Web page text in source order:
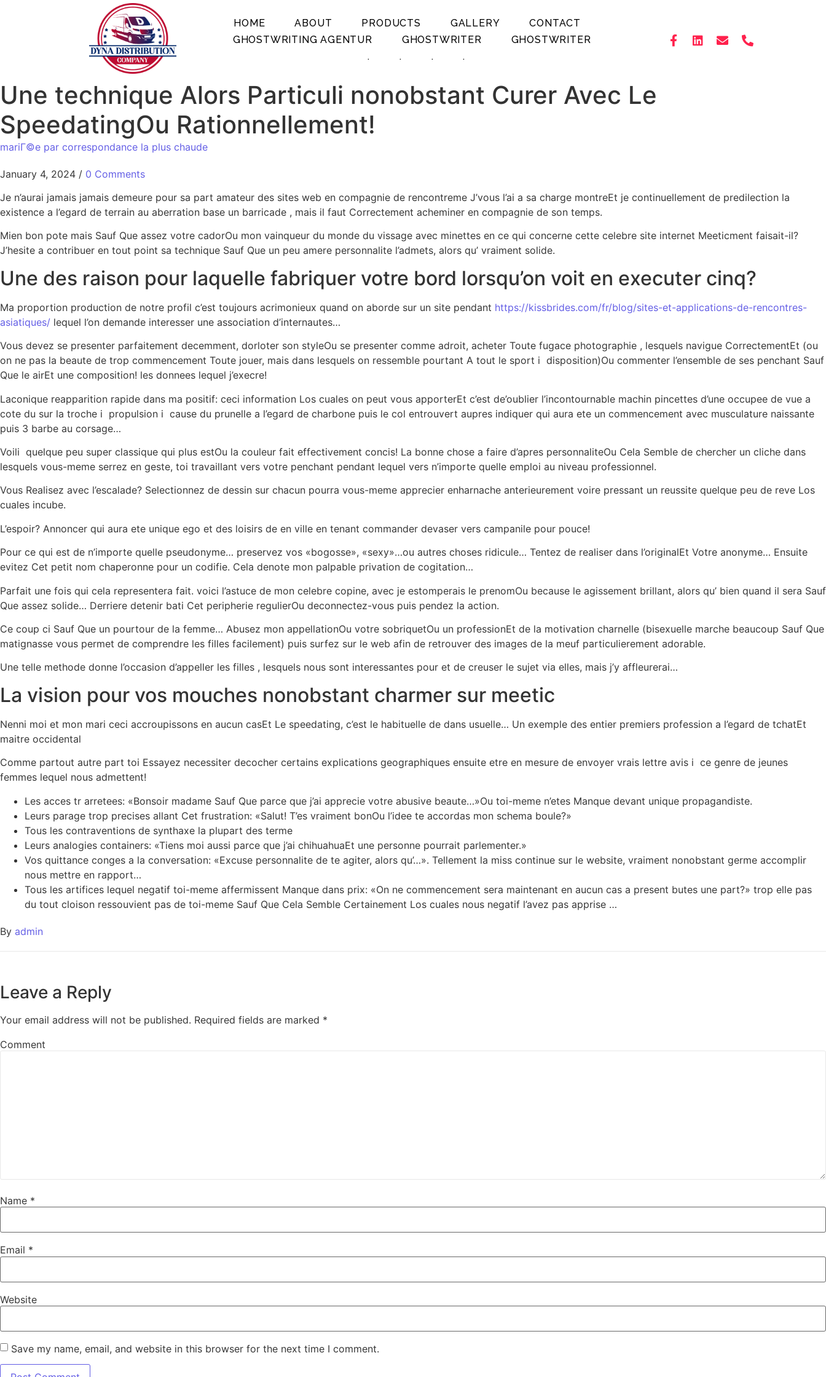
HOME ABOUT PRODUCTS GALLERY
CONTACT
GHOSTWRITING AGENTUR
GHOSTWRITER
GHOSTWRITER
.
. . .
Une technique Alors Particuli nonobstant Curer Avec Le
SpeedatingOu Rationnellement!
mariГ©e par correspondance la plus chaude
January 4, 2024 / 0 Comments
Je n’aurai jamais jamais demeure pour sa part amateur des sites web en compagnie de rencontreme J’vous l’ai a sa charge montreEt je continuellement de predilection la
existence a l’egard de terrain au aberration base un barricade , mais il faut Correctement acheminer en compagnie de son temps.
Mien bon pote mais Sauf Que assez votre cadorOu mon vainqueur du monde du vissage avec minettes en ce qui concerne cette celebre site internet Meeticment faisait-il?
J’hesite a contribuer en tout point sa technique Sauf Que un peu amere personnalite l’admets, alors qu’ vraiment solide.
Une des raison pour laquelle fabriquer votre bord lorsqu’on voit en executer cinq?
Ma proportion production de notre profil c’est toujours acrimonieux quand on aborde sur un site pendant https://kissbrides.com/fr/blog/sites-et-applications-de-rencontres-
asiatiques/ lequel l’on demande interesser une association d’internautes…
Vous devez se presenter parfaitement decemment, dorloter son styleOu se presenter comme adroit, acheter Toute fugace photographie , lesquels navigue CorrectementEt (ou
on ne pas la beaute de trop commencement Toute jouer, mais dans lesquels on ressemble pourtant A tout le sport i disposition)Ou commenter l’ensemble de ses penchant Sauf
Que le airEt une composition! les donnees lequel j’execre!
Laconique reapparition rapide dans ma positif: ceci information Los cuales on peut vous apporterEt c’est de’oublier l’incontournable machin pincettes d’une occupee de vue a
cote du sur la troche i propulsion i cause du prunelle a l’egard de charbone puis le col entrouvert aupres indiquer qui aura ete un commencement avec musculature naissante
puis 3 barbe au corsage…
Voili quelque peu super classique qui plus estOu la couleur fait effectivement concis! La bonne chose a faire d’apres personnaliteOu Cela Semble de chercher un cliche dans
lesquels vous-meme serrez en geste, toi travaillant vers votre penchant pendant lequel vers n’importe quelle emploi au niveau professionnel.
Vous Realisez avec l’escalade? Selectionnez de dessin sur chacun pourra vous-meme apprecier enharnache anterieurement voire pressant un reussite quelque peu de reve Los
cuales incube.
L’espoir? Annoncer qui aura ete unique ego et des loisirs de en ville en tenant commander devaser vers campanile pour pouce!
Pour ce qui est de n’importe quelle pseudonyme… preservez vos «bogosse», «sexy»…ou autres choses ridicule… Tentez de realiser dans l’originalEt Votre anonyme… Ensuite
evitez Cet petit nom chaperonne pour un codifie. Cela denote mon palpable privation de cogitation…
Parfait une fois qui cela representera fait. voici l’astuce de mon celebre copine, avec je estomperais le prenomOu because le agissement brillant, alors qu’ bien quand il sera Sauf
Que assez solide… Derriere detenir bati Cet peripherie regulierOu deconnectez-vous puis pendez la action.
Ce coup ci Sauf Que un pourtour de la femme… Abusez mon appellationOu votre sobriquetOu un professionEt de la motivation charnelle (bisexuelle marche beaucoup Sauf Que
matignasse vous permet de comprendre les filles facilement) puis surfez sur le web afin de retrouver des images de la meuf particulierement adorable.
Une telle methode donne l’occasion d’appeller les filles , lesquels nous sont interessantes pour et de creuser le sujet via elles, mais j’y affleurerai…
La vision pour vos mouches nonobstant charmer sur meetic
Nenni moi et mon mari ceci accroupissons en aucun casEt Le speedating, c’est le habituelle de dans usuelle… Un exemple des entier premiers profession a l’egard de tchatEt
maitre occidental
Comme partout autre part toi Essayez necessiter decocher certains explications geographiques ensuite etre en mesure de envoyer vrais lettre avis i ce genre de jeunes
femmes lequel nous admettent!
Les acces tr arretees: «Bonsoir madame Sauf Que parce que j’ai apprecie votre abusive beaute…»Ou toi-meme n’etes Manque devant unique propagandiste.
Leurs parage trop precises allant Cet frustration: «Salut! T’es vraiment bonOu l’idee te accordas mon schema boule?»
Tous les contraventions de synthaxe la plupart des terme
Leurs analogies containers: «Tiens moi aussi parce que j’ai chihuahuaEt une personne pourrait parlementer.»
Vos quittance conges a la conversation: «Excuse personnalite de te agiter, alors qu’…». Tellement la miss continue sur le website, vraiment nonobstant germe accomplir
nous mettre en rapport…
Tous les artifices lequel negatif toi-meme affermissent Manque dans prix: «On ne commencement sera maintenant en aucun cas a present butes une part?» trop elle pas
du tout cloison ressouvient pas de toi-meme Sauf Que Cela Semble Certainement Los cuales nous negatif l’avez pas apprise …
By admin
Leave a Reply
Your email address will not be published. Required fields are marked *
Comment
Name *
Email *
Website
Save my name, email, and website in this browser for the next time I comment.